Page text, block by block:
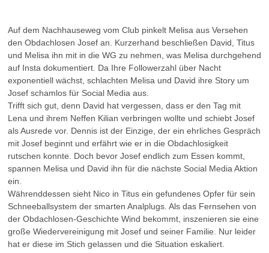
Auf dem Nachhauseweg vom Club pinkelt Melisa aus Versehen
den Obdachlosen Josef an. Kurzerhand beschließen David, Titus
und Melisa ihn mit in die WG zu nehmen, was Melisa durchgehend
auf Insta dokumentiert. Da Ihre Followerzahl über Nacht
exponentiell wächst, schlachten Melisa und David ihre Story um
Josef schamlos für Social Media aus.
Trifft sich gut, denn David hat vergessen, dass er den Tag mit
Lena und ihrem Neffen Kilian verbringen wollte und schiebt Josef
als Ausrede vor. Dennis ist der Einzige, der ein ehrliches Gespräch
mit Josef beginnt und erfährt wie er in die Obdachlosigkeit
rutschen konnte. Doch bevor Josef endlich zum Essen kommt,
spannen Melisa und David ihn für die nächste Social Media Aktion
ein.
Währenddessen sieht Nico in Titus ein gefundenes Opfer für sein
Schneeballsystem der smarten Analplugs. Als das Fernsehen von
der Obdachlosen-Geschichte Wind bekommt, inszenieren sie eine
große Wiedervereinigung mit Josef und seiner Familie. Nur leider
hat er diese im Stich gelassen und die Situation eskaliert.